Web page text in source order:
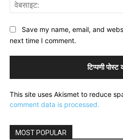
Save my name, email, and
next time I comment.
This site uses Akismet to reduce
comment data is processed.
MOST POPULAR